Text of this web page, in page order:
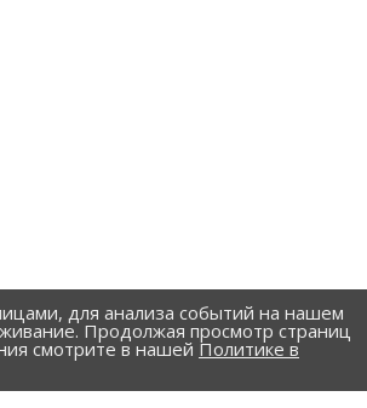
для анализа событий на нашем
Продолжая просмотр страниц
смотрите в нашей Политике в